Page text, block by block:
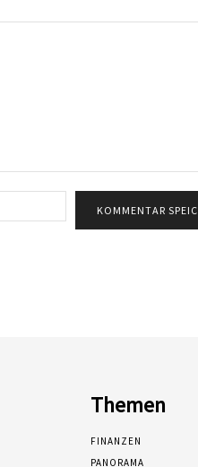
Mail:*
Themen
FINANZEN
PANORAMA